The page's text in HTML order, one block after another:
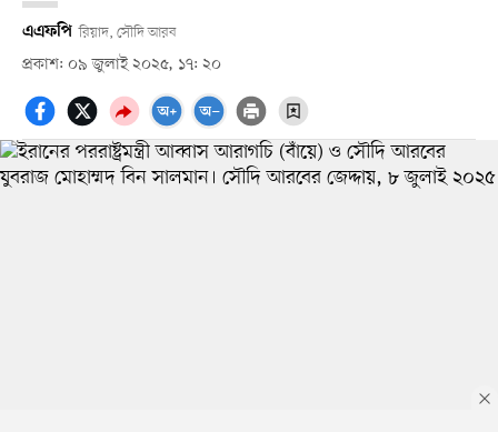
এএফপি রিয়াদ, সৌদি আরব
প্রকাশ: ০৯ জুলাই ২০২৫, ১৭: ২০